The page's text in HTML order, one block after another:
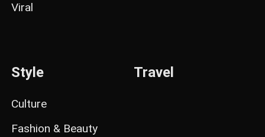
Viral
Style
Culture
Fashion & Beauty
Travel